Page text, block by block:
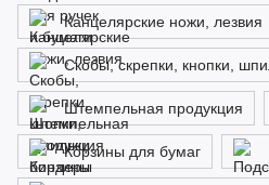
Канцелярские ножи, лезвия
Скобы, скрепки, кнопки,
Штемпельная продукция
Корзины для бумаг